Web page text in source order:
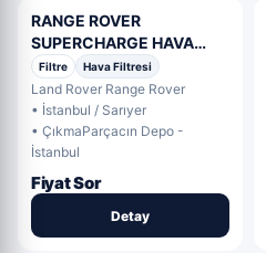
RANGE ROVER
SUPERCHARGE HAVA
SÜSPANSİYON
KOMPRESÖRÜ
RQL500040
Filtre Hava Filtresi
Land Rover Range Rover
• İstanbul / Sarıyer
• ÇıkmaParçacın Depo -
İstanbul
Fiyat Sor
Detay